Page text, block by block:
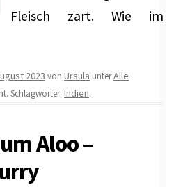
Fleisch zart. Wie im
2023 von Ursula unterAlle
Schlagwörter: Indien.
Aloo –